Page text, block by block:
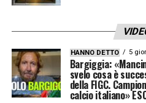
HANNO DETTO 5
Bargiggia:
svelo cosa è
della FIGC.
calcio italiano»